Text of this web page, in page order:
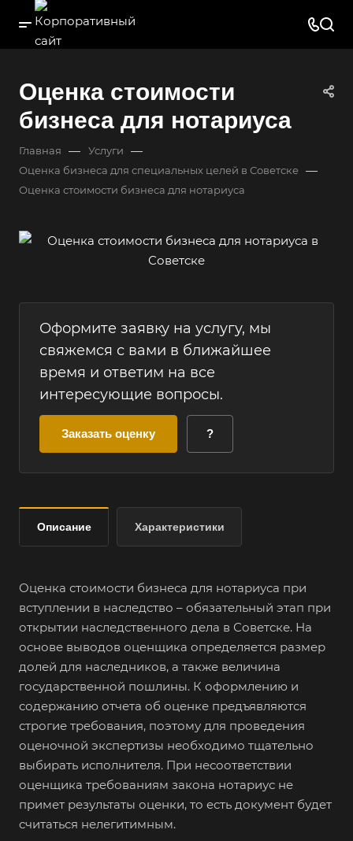
Оценка стоимости
бизнеса для нотариуса
Главная — Услуги —
Оценка бизнеса для специальных целей в Советске —
Оценка стоимости бизнеса для нотариуса
Оформите заявку на услугу, мы
свяжемся с вами в ближайшее
время и ответим на все
интересующие вопросы.
Заказать оценку ?
Описание Характеристики
Оценка стоимости бизнеса для нотариуса при
вступлении в наследство – обязательный этап при
открытии наследственного дела в Советске. На
основе выводов оценщика определяется размер
долей для наследников, а также величина
государственной пошлины. К оформлению и
содержанию отчета об оценке предъявляются
строгие требования, поэтому для проведения
оценочной экспертизы необходимо тщательно
выбирать исполнителя. При несоответствии
оценщика требованиям закона нотариус не
примет результаты оценки, то есть документ будет
считаться нелегитимным.